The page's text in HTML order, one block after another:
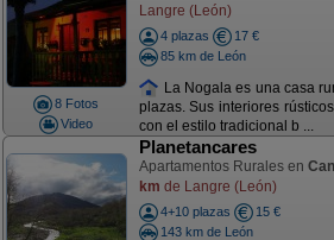
8 Fotos
Video
Langre (León)
4 plazas
17 €
85 km de León
La Nogala es una casa
plazas. Sus interiores
con el estilo tradicional b ...
Planetancares
Apartamentos Rurales en
km de Langre (León)
4+10 plazas
15 €
143 km de León